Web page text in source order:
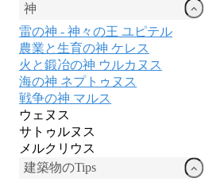
神
雷の神 - 神々の王 ユピテル
農業と生育の神 ケレス
火と鍛冶の神 ウルカヌス
海の神 ネプトゥヌス
戦争の神 マルス
ウェヌス
サトゥルヌス
メルクリウス
建築物のTips